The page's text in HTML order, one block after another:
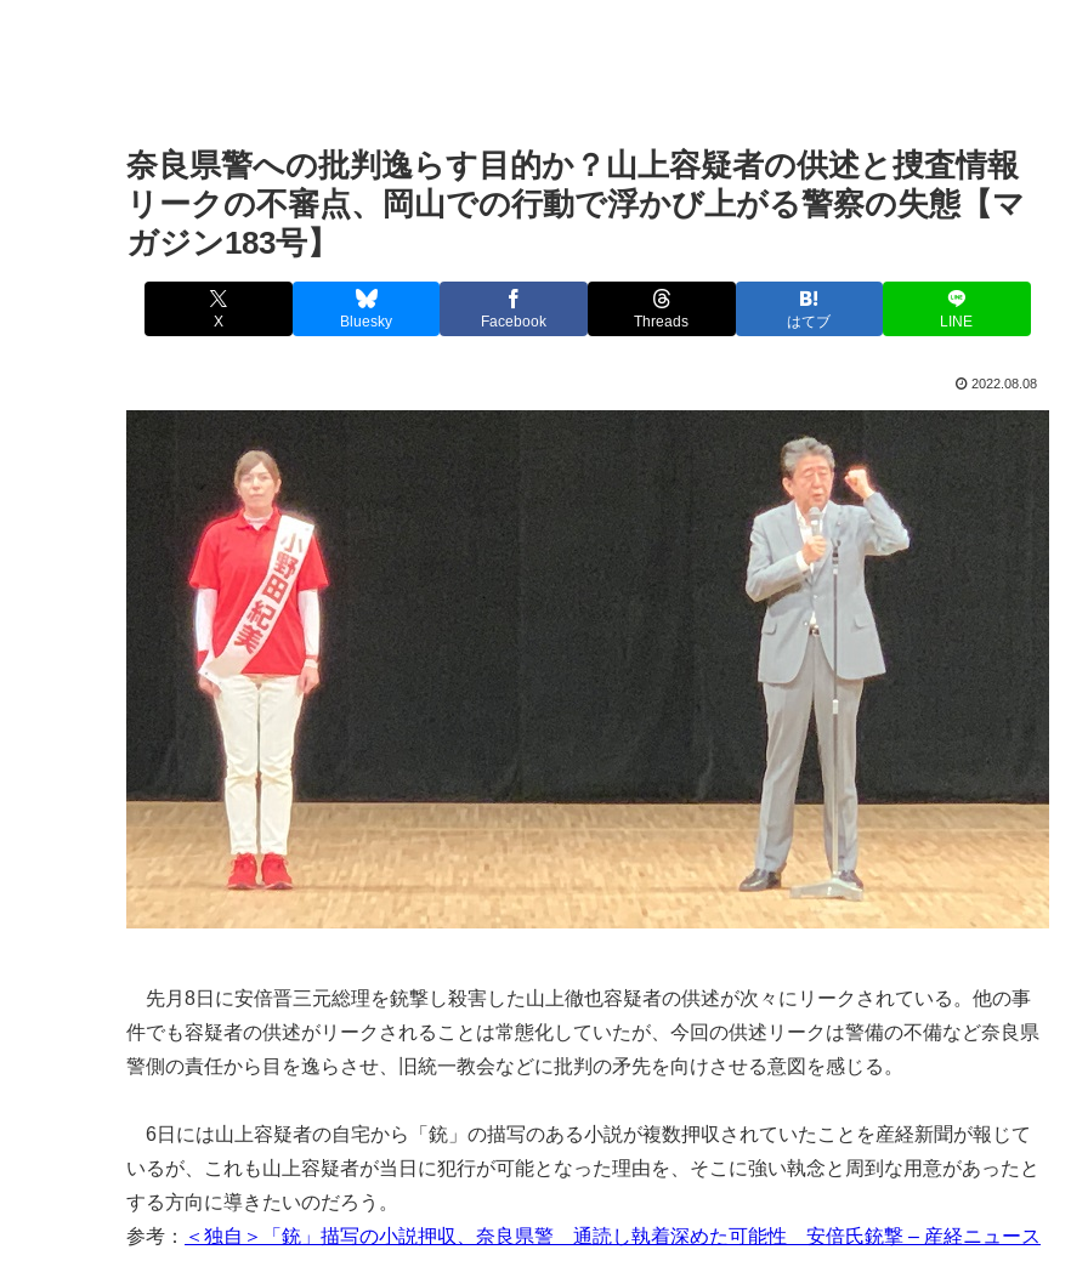
奈良県警への批判逸らす目的か？山上容疑者の供述と捜査情報
リークの不審点、岡山での行動で浮かび上がる警察の失態【マ
ガジン183号】
X Bluesky Facebook Threads はてブ LINE
2022.08.08
先月8日に安倍晋三元総理を銃撃し殺害した山上徹也容疑者の供述が次々にリークされている。他の事
件でも容疑者の供述がリークされることは常態化していたが、今回の供述リークは警備の不備など奈良県
警側の責任から目を逸らさせ、旧統一教会などに批判の矛先を向けさせる意図を感じる。
6日には山上容疑者の自宅から「銃」の描写のある小説が複数押収されていたことを産経新聞が報じて
いるが、これも山上容疑者が当日に犯行が可能となった理由を、そこに強い執念と周到な用意があったと
する方向に導きたいのだろう。
参考：
＜独自＞「銃」描写の小説押収、奈良県警 通読し執着深めた可能性 安倍氏銃撃 – 産経ニュース